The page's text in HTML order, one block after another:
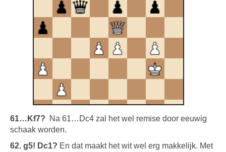
61…Kf7? Na 61…Dc4 zal het wel remise door eeuwig
schaak worden.
62. g5! Dc1? En dat maakt het wit wel erg makkelijk. Met